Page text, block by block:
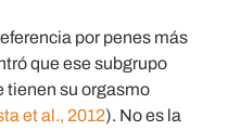
por penes más
que ese subgrupo
tienen su orgasmo
et al., 2012). No es la